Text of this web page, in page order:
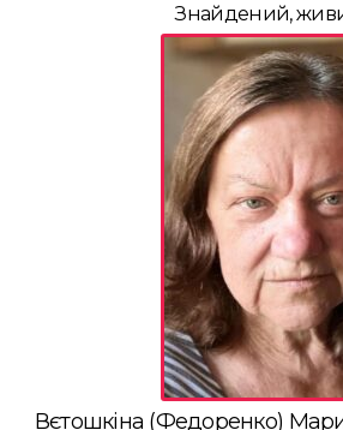
Знайдений,
Вєтошкіна (Федоренко)